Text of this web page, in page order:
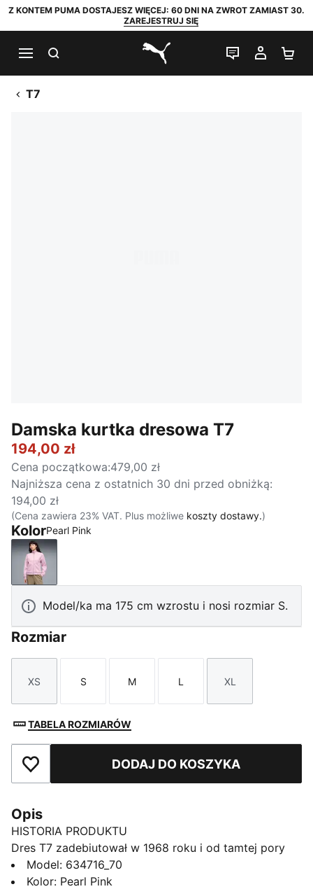
Z KONTEM PUMA DOSTAJESZ WIĘCEJ: 60 DNI NA ZWROT ZAMIAST 30.
ZAREJESTRUJ SIĘ
PUMA.com
CZAT NA
MOJE
T7
Damska kurtka dresowa T7
194,00 zł
Cena początkowa:479,00 zł
Najniższa cena z ostatnich 30 dni przed obniżką:
194,00 zł
(Cena zawiera 23% VAT. Plus możliwe koszty dostawy.)
KolorPearl Pink
Pearl Pink
Model/ka ma 175 cm wzrostu i nosi rozmiar S.
Rozmiar
Rozmiar
XS
Rozmiar
S
Rozmiar
M
Rozmiar
L
Rozmiar
XL
TABELA ROZMIARÓW
Dodaj do ulubionychDODAJ DO KOSZYKA
Opis
HISTORIA PRODUKTU
Dres T7 zadebiutował w 1968 roku i od tamtej pory
zmienia zasady gry. Dzięki charakterystycznym
bocznym panelom, czystemu krojowi i
Model: 634716_70
Kolor: Pearl Pink